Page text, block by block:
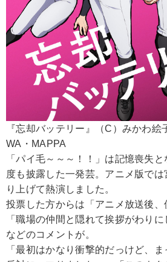
『忘却バッテリー』（C）みかわ
WA・MAPPA
「パイ毛～～～！！」は記憶喪失
度も披露した一発芸。アニメ版で
り上げて熱演しました。
投票した方からは「アニメ放送後、
「職場の仲間と隠れて挨拶がわりに
などのコメントが。
「最初はかなり衝撃的だっけど、ま